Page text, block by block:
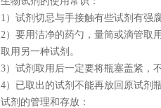
1）试剂切忌与手接触有些试剂有强
2）要用洁净的药勺，量筒或滴管取
取用另一种试剂。
3）试剂取用后一定要将瓶塞盖紧，
4）已取出的试剂不能再放回原试剂
试剂的管理和存放：